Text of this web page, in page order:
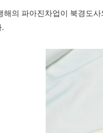
해의 파아진차업이 북경도
.